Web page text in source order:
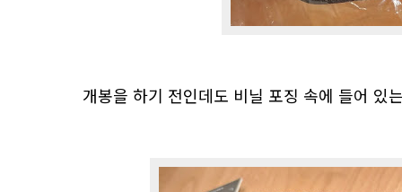
개봉을 하기 전인데도 비닐 포징 속에 들어 있